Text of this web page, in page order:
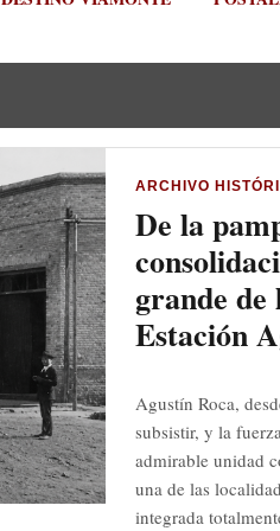
ARCHIVO
De la
grande
Estación
Agustín Roca,
subsistir, y la
admirable unidad
una de las
integrada